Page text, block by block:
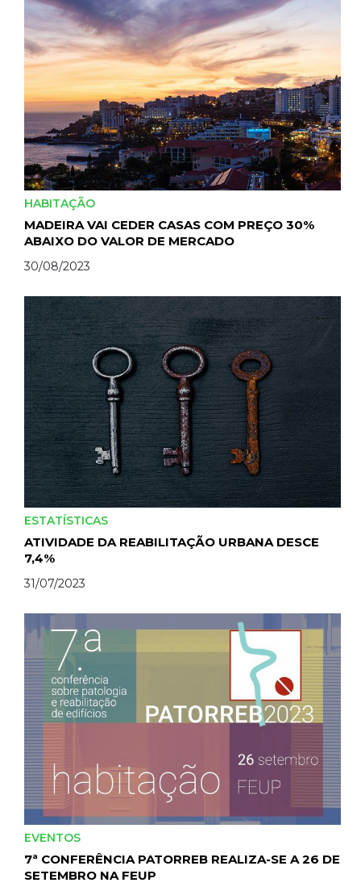
HABITAÇÃO
MADEIRA VAI CEDER CASAS COM PREÇO 30%
ABAIXO DO VALOR DE MERCADO
30/08/2023
ESTATÍSTICAS
ATIVIDADE DA REABILITAÇÃO URBANA DESCE
7,4%
31/07/2023
EVENTOS
7ª CONFERÊNCIA PATORREB REALIZA-SE A 26 DE
SETEMBRO NA FEUP